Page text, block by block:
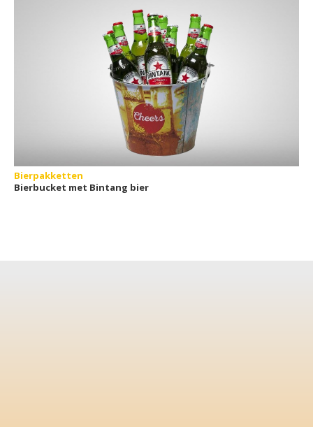
Bierpakketten
Bierbucket met Bintang bier